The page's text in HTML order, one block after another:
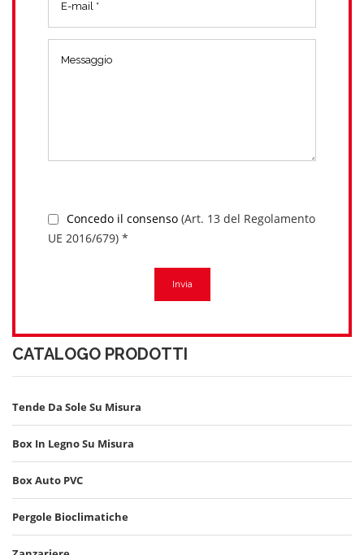
Concedo il consenso (Art. 13 del Regolamento
UE 2016/679) *
Invia
CATALOGO PRODOTTI
Tende Da Sole Su Misura
Box In Legno Su Misura
Box Auto PVC
Pergole Bioclimatiche